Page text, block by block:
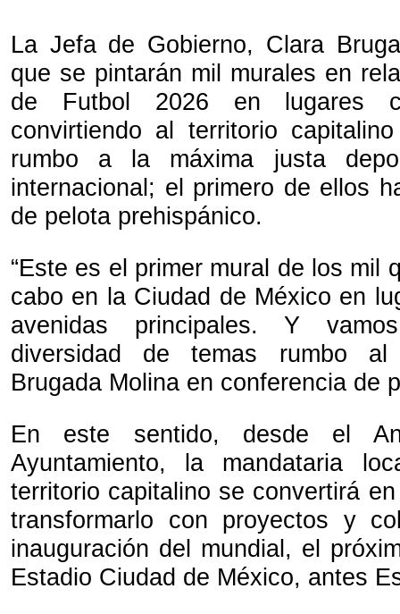
La Jefa de Gobierno, Clara
que se pintarán mil murales en
de Futbol 2026 en lugares
convirtiendo al territorio
rumbo a la máxima justa
internacional; el primero de ellos
de pelota prehispánico.
“Este es el primer mural de los mil
cabo en la Ciudad de México en
avenidas principales. Y
diversidad de temas rumbo al
Brugada Molina en conferencia de
En este sentido, desde el
Ayuntamiento, la mandataria
territorio capitalino se convertirá
transformarlo con proyectos y
inauguración del mundial, el
Estadio Ciudad de México, antes